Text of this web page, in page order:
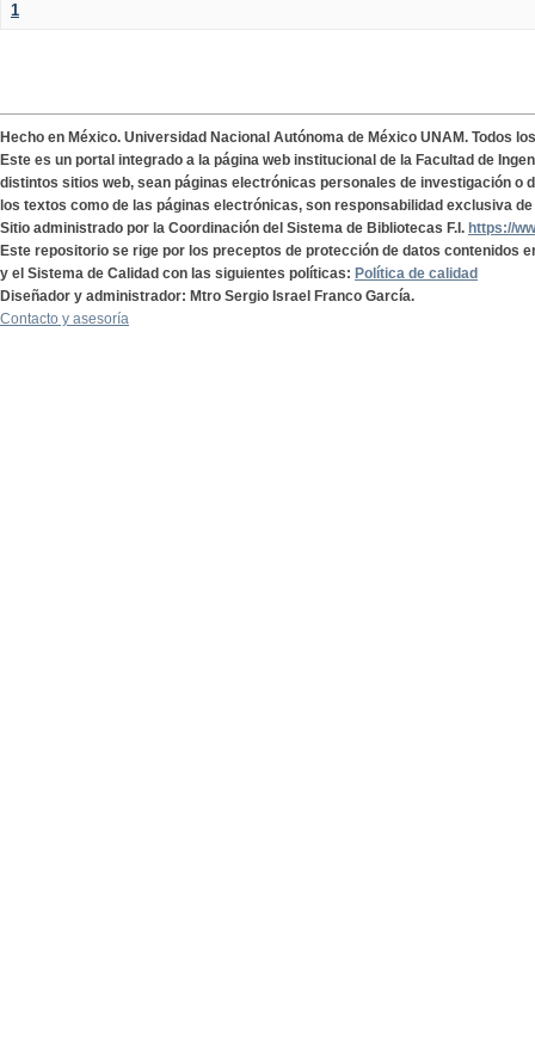
1
Hecho en México. Universidad Nacional Autónoma de México UNAM. Todos
Este es un portal integrado a la página web institucional de la Facultad de
distintos sitios web, sean páginas electrónicas personales de investigación o
los textos como de las páginas electrónicas, son responsabilidad exclusiva
Sitio administrado por la Coordinación del Sistema de Bibliotecas F.I. https://
Este repositorio se rige por los preceptos de protección de datos contenidos
y el Sistema de Calidad con las siguientes políticas: Política de calidad
Diseñador y administrador: Mtro Sergio Israel Franco García.
Contacto y asesoría